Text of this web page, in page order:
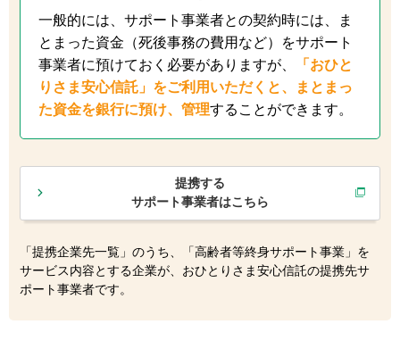
一般的には、サポート事業者との契約時には、ま
とまった資金（死後事務の費用など）をサポート
事業者に預けておく必要がありますが、
「おひと
りさま安心信託」をご利用いただくと、まとまっ
た資金を銀行に預け、管理することができます。
提携する
サポート事業者はこちら
「提携企業先一覧」のうち、「高齢者等終身サポート事業」を
サービス内容とする企業が、おひとりさま安心信託の提携先サ
ポート事業者です。